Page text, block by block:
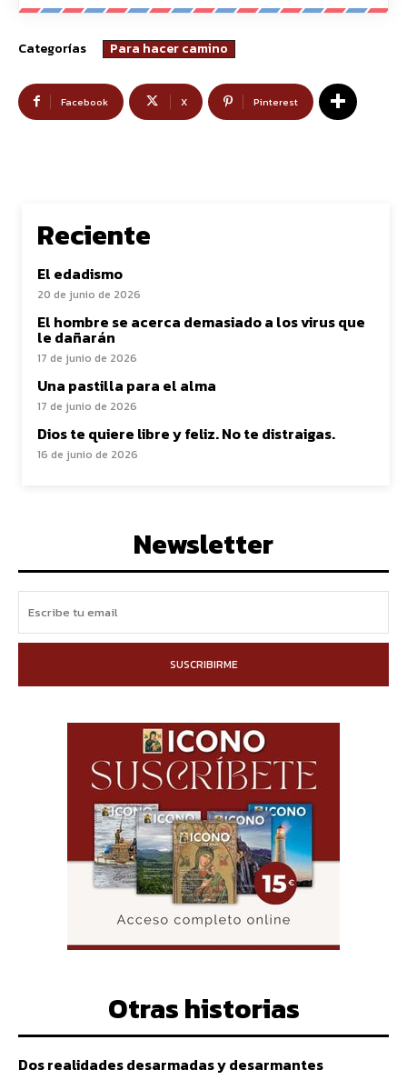
Categorías Para hacer camino
Facebook X Pinterest
Reciente
El edadismo
20 de junio de 2026
El hombre se acerca demasiado a los virus que
le dañarán
17 de junio de 2026
Una pastilla para el alma
17 de junio de 2026
Dios te quiere libre y feliz. No te distraigas.
16 de junio de 2026
Newsletter
SUSCRIBIRME
Otras historias
Dos realidades desarmadas y desarmantes